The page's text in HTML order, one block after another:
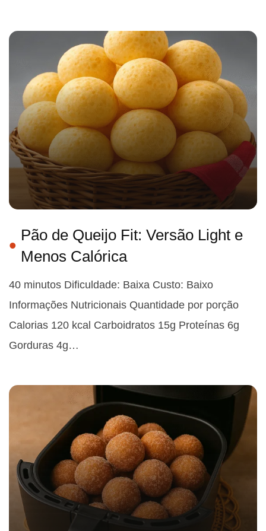
Pão de Queijo Fit: Versão Light e
Menos Calórica
40 minutos Dificuldade: Baixa Custo: Baixo
Informações Nutricionais Quantidade por porção
Calorias 120 kcal Carboidratos 15g Proteínas 6g
Gorduras 4g…